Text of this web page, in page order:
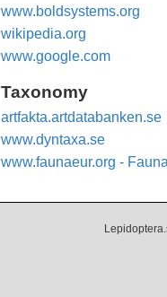
www.boldsystems.org
wikipedia.org
www.google.com
Taxonomy
artfakta.artdatabanken.se
www.dyntaxa.se
www.faunaeur.org -